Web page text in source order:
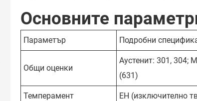
Основните
Параметър Подробни
Общи оценки
Аустенит: 301, 304;
(631)
Темперамент EH (изключително